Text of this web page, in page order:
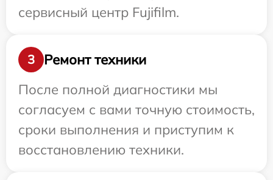
сервисный центр Fujifilm.
3
Ремонт техники
После полной диагностики мы
согласуем с вами точную стоимость,
сроки выполнения и приступим к
восстановлению техники.